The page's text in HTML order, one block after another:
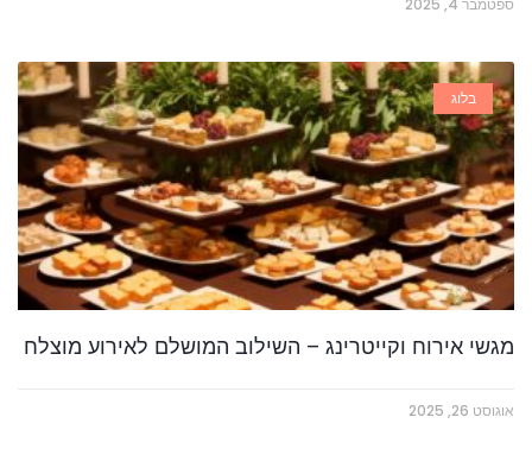
בלוג
מגשי אירוח וקייטרינג – השילוב המושלם לאירוע מוצלח
אוגוסט 26, 2025